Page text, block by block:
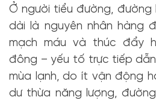
Ở người tiểu đường,
dài là nguyên nhân hàng
mạch máu và thúc đẩy
đông – yếu tố trực tiếp
mùa lạnh, do ít vận động
dư thừa năng lượng,